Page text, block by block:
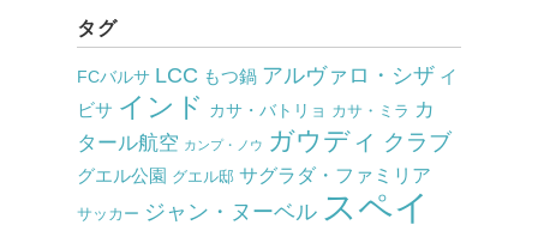
タグ
FCバルサ LCC もつ鍋 アルヴァロ・シザ イ
ビサ インド カサ・バトリョ カサ・ミラ カ
タール航空 カンプ・ノウ ガウディ クラブ
グエル公園 グエル邸 サグラダ・ファミリア
サッカー ジャン・ヌーベル スペイ